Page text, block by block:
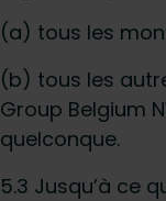
(a) tous les
(b) tous les
Group Belgium
quelconque.
5.3 Jusqu’à ce